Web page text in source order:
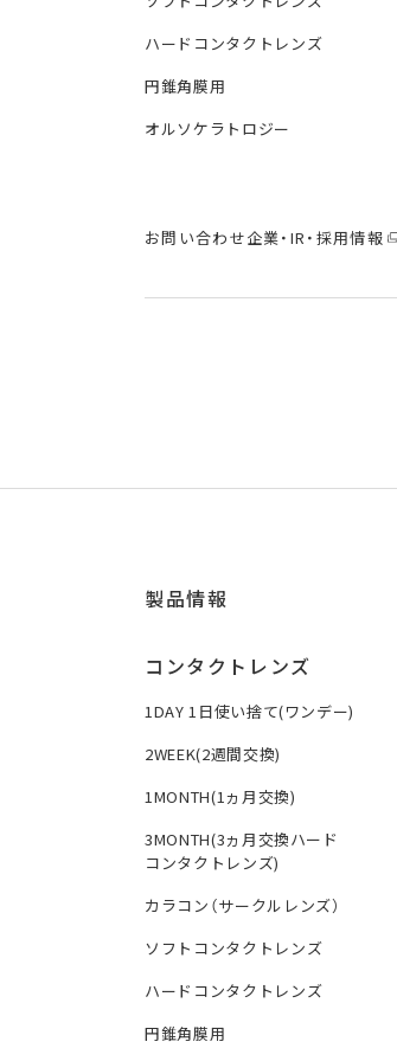
ハードコンタクトレンズ
円錐角膜用
オルソケラトロジー
お問い合わせ企業・IR・採用情報
製品情報
コンタクトレンズ
1DAY 1日使い捨て(ワンデー)
2WEEK(2週間交換)
1MONTH(1ヵ月交換)
3MONTH(3ヵ月交換ハード
コンタクトレンズ)
カラコン（サークルレンズ）
ソフトコンタクトレンズ
ハードコンタクトレンズ
円錐角膜用